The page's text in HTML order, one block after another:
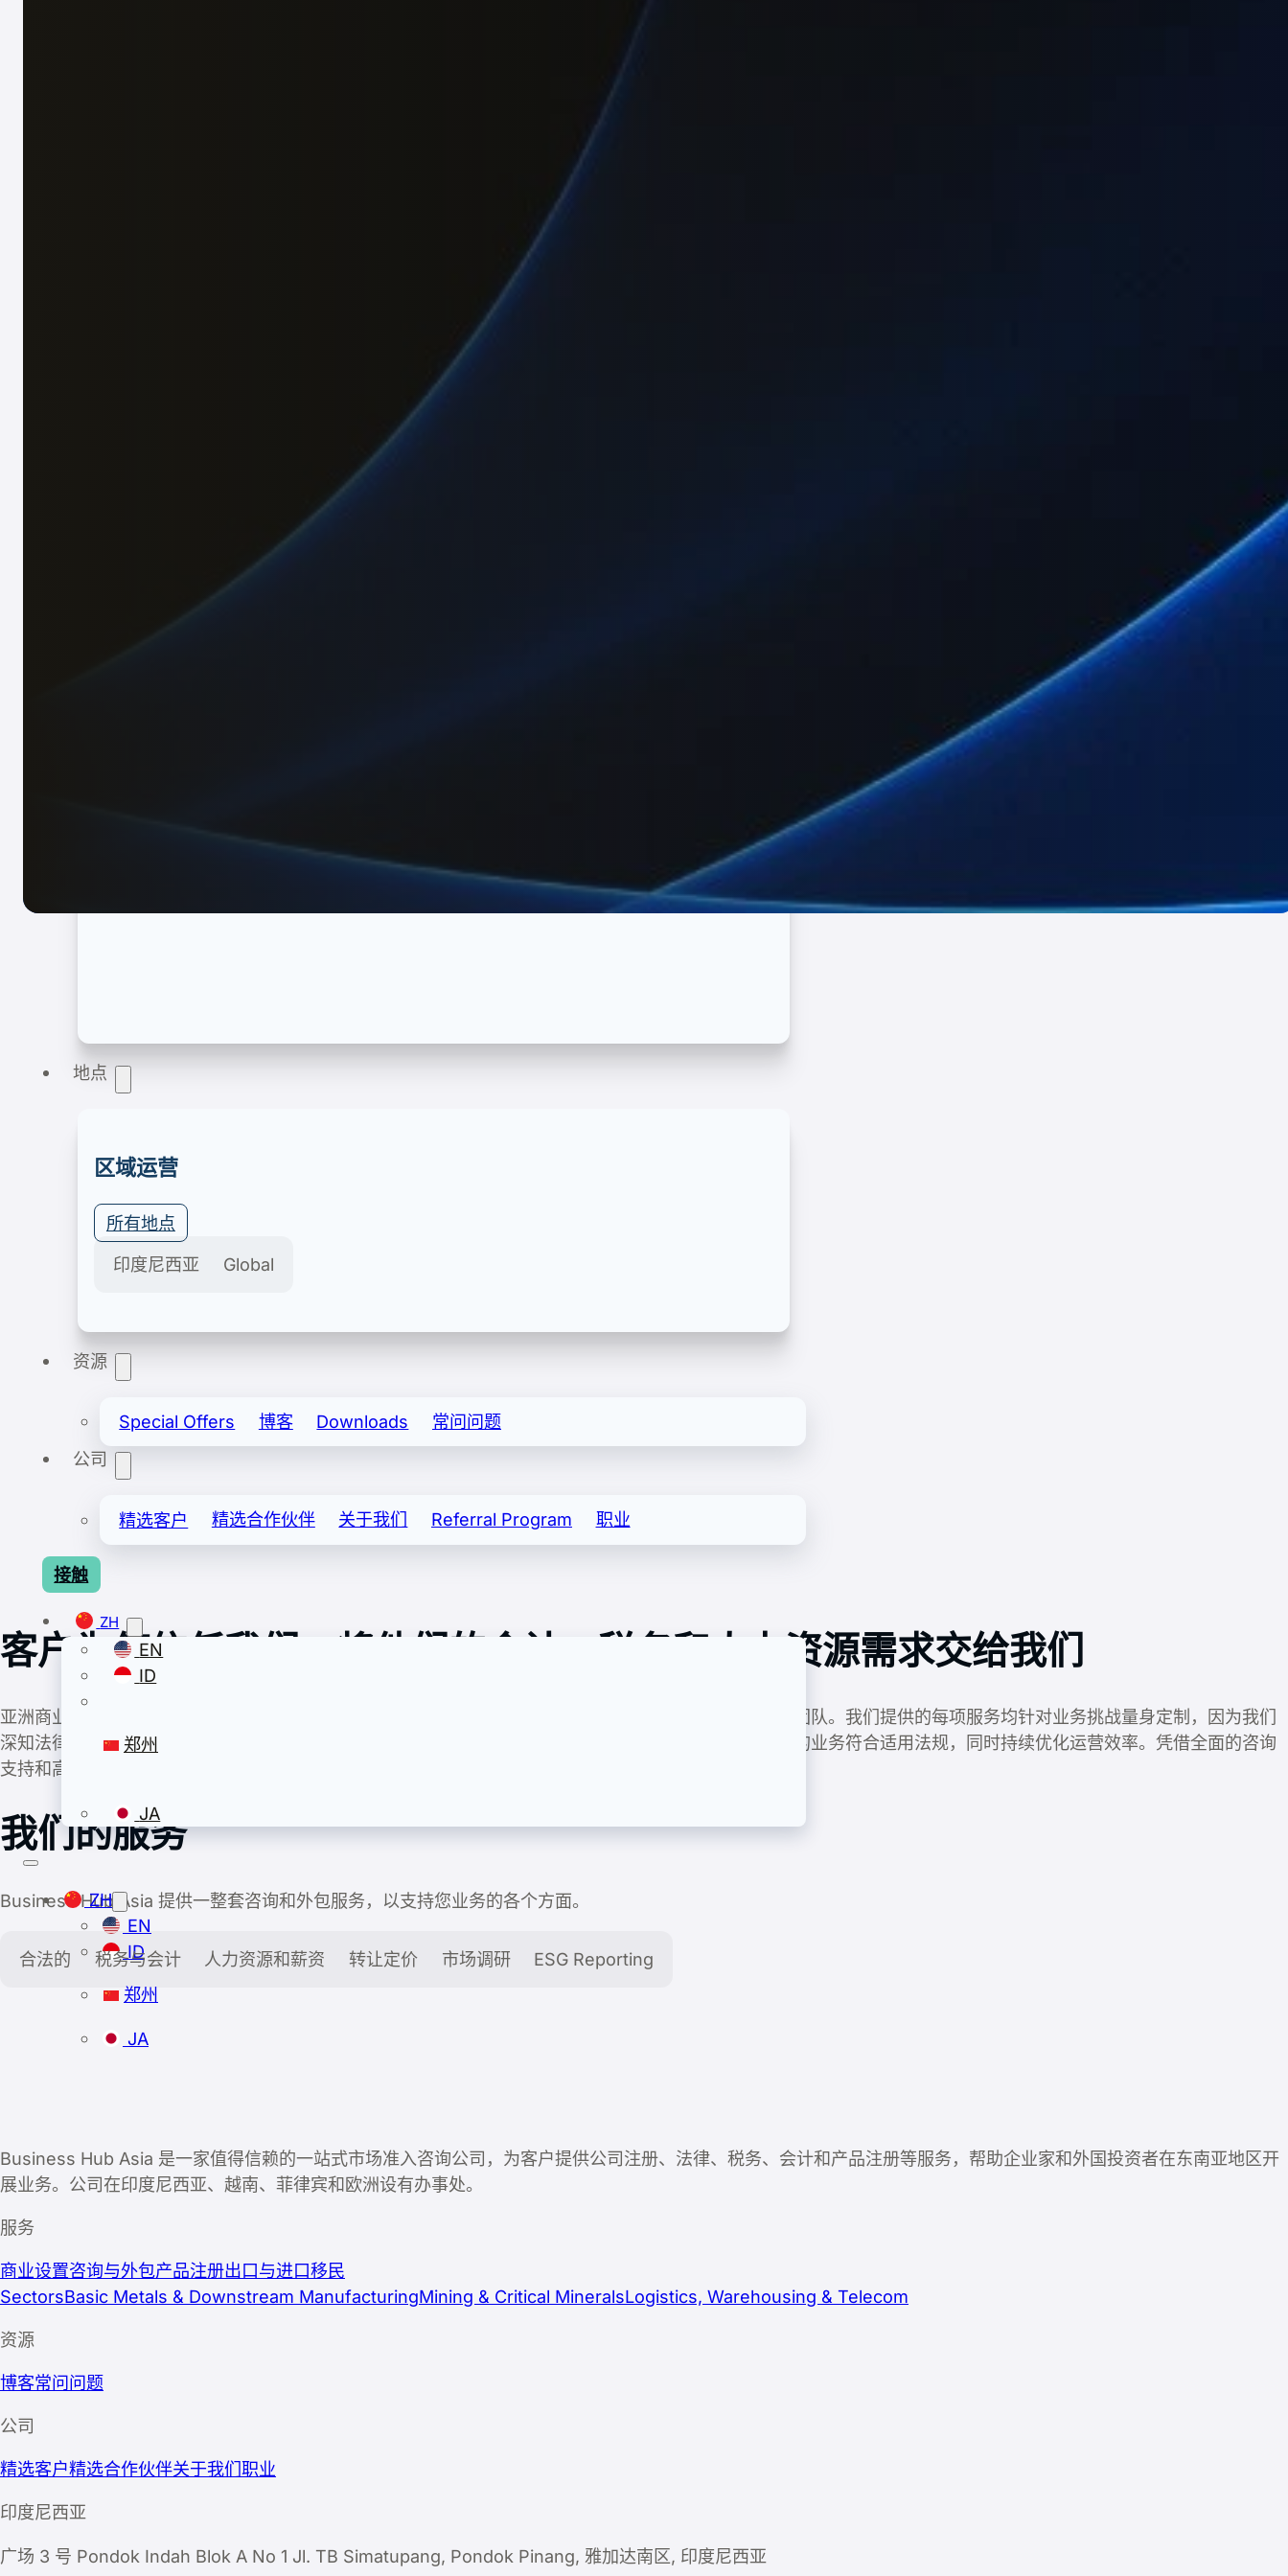
非常适合通过 PT PMA、PT、RO、合并或清算在印度尼西亚进行公司注册或重组。
提供全方位的法律、会计、税务、招聘、员工记录和签证支持服务，帮助公司在印度尼西亚顺利运营。
产品注册
Export & Import
安全进出口许可证包括备案进口/备案出口。
地点
区域运营
所有地点
印度尼西亚
Global
资源
Special Offers 博客 Downloads
常问问题
公司
精选客户 精选合作伙伴 关于我们 Referral Program 职业
接触
ZH
EN
ID
郑州
JA
ZH
EN
ID
郑州
JA
客户为何信任我们，将他们的会计、税务和人力资源需求交给我们
亚洲商业中心拥有丰富的经验，服务于各行各业的企业，拥有一支能够提供合适且战略性解决方案的专家团队。我们提供的每项服务均针对业务挑战量身定制，因为我们
深知法律、税务、会计和人力资源等各个方面如何相互关联，以支持您企业的长期成功。我们还会确保您的业务符合适用法规，同时持续优化运营效率。凭借全面的咨询
支持和高效的外包服务，我们提供的解决方案能够支持企业的可持续增长和盈利能力的提升。
我们的服务
Business Hub Asia 提供一整套咨询和外包服务，以支持您业务的各个方面。
合法的 税务与会计 人力资源和薪资 转让定价 市场调研 ESG Reporting
Business Hub Asia 是一家值得信赖的一站式市场准入咨询公司，为客户提供公司注册、法律、税务、会计和产品注册等服务，帮助企业家和外国投资者在东南亚地区开
展业务。公司在印度尼西亚、越南、菲律宾和欧洲设有办事处。
服务
商业设置咨询与外包产品注册出口与进口移民
SectorsBasic Metals & Downstream ManufacturingMining & Critical MineralsLogistics, Warehousing & Telecom
资源
博客常问问题
公司
精选客户精选合作伙伴关于我们职业
印度尼西亚
广场 3 号 Pondok Indah Blok A No 1 Jl. TB Simatupang, Pondok Pinang, 雅加达南区, 印度尼西亚